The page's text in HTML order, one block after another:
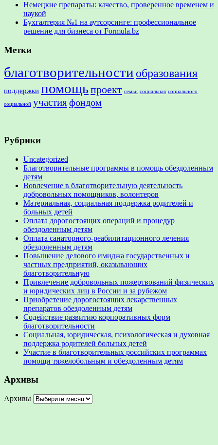
Немецкие препараты: качество, проверенное временем и
наукой
Бухгалтерия №1 на аутсорсинге: профессиональное
решение для бизнеса от Formula.bz
Метки
благотворительности образования
поддержки помощьпроект семьи социальная социального
социальной участияфондом
Рубрики
Uncategorized
Благотворительные программы в помощь обездоленным
детям
Вовлечение в благотворительную деятельность
добровольных помощников, волонтеров
Материальная, социальная поддержка родителей и
больных детей
Оплата дорогостоящих операций и процедур
обездоленным детям
Оплата санаторного-реабилитационного лечения
обездоленным детям
Повышение делового имиджа государственных и
частных предприятий, оказывающих
благотворительную
Привлечение добровольных пожертвований физических
и юридических лиц в России и за рубежом
Приобретение дорогостоящих лекарственных
препаратов обездоленным детям
Содействие развитию корпоративных форм
благотворительности
Социальная, юридическая, психологическая и духовная
поддержка родителей больных детей
Участие в благотворительных российских программах
помощи тяжелобольным и обездоленным детям
Архивы
Архивы